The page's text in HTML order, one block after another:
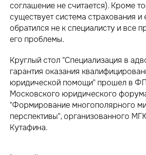
соглашение не считается). Кроме
существует система страхования и
обратился не к специалисту и все
его проблемы.
Круглый стол "Специализация в
гарантия оказания
юридической помощи" прошел в
Московского юридического
"Формирование многополярного
перспективы", организованного
Кутафина.